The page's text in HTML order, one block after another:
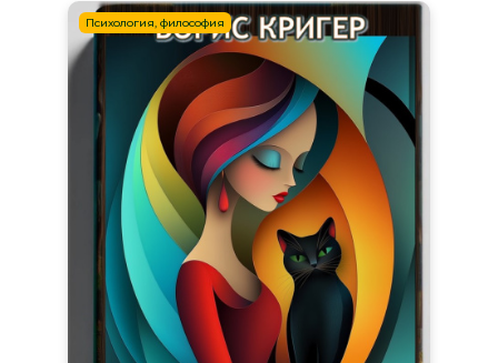
Психология, философия